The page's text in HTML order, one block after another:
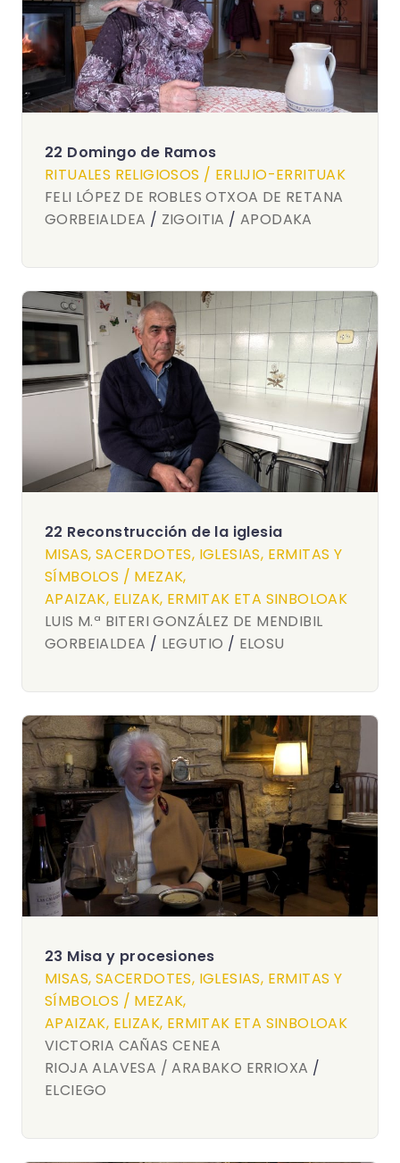
22 Domingo de Ramos
RITUALES RELIGIOSOS / ERLIJIO-ERRITUAK
FELI LÓPEZ DE ROBLES OTXOA DE RETANA
GORBEIALDEA / ZIGOITIA /APODAKA
22 Reconstrucción de la iglesia
MISAS, SACERDOTES, IGLESIAS, ERMITAS Y
SÍMBOLOS / MEZAK,
APAIZAK, ELIZAK, ERMITAK ETA SINBOLOAK
LUIS M.ª BITERI GONZÁLEZ DE MENDIBIL
GORBEIALDEA / LEGUTIO / ELOSU
23 Misa y procesiones
MISAS, SACERDOTES, IGLESIAS, ERMITAS Y
SÍMBOLOS / MEZAK,
APAIZAK, ELIZAK, ERMITAK ETA SINBOLOAK
VICTORIA CAÑAS CENEA
RIOJA ALAVESA / ARABAKO ERRIOXA /
ELCIEGO